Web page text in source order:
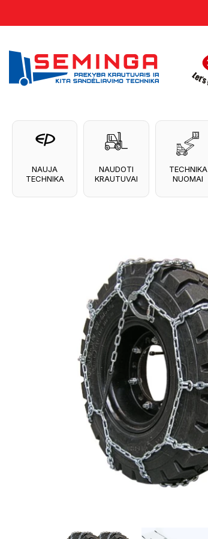
NAUJA
TECHNIKA
NAUDOTI
KRAUTUVAI
TECHNIKA
NUOMAI